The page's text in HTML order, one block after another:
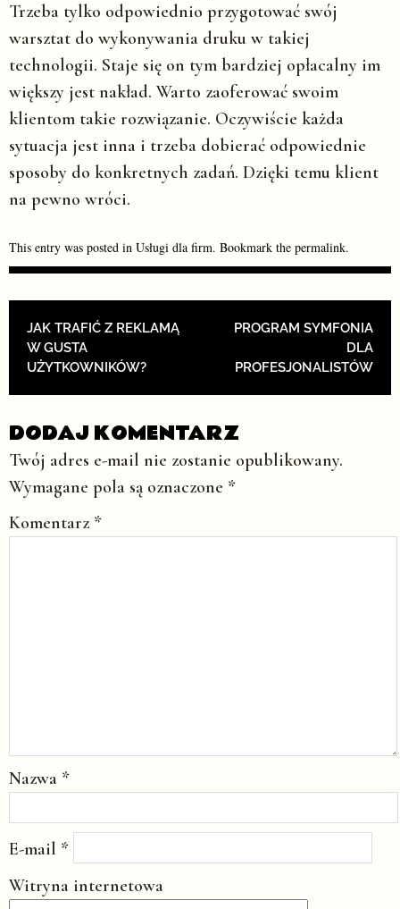
Trzeba tylko odpowiednio przygotować swój
warsztat do wykonywania druku w takiej
technologii. Staje się on tym bardziej opłacalny im
większy jest nakład. Warto zaoferować swoim
klientom takie rozwiązanie. Oczywiście każda
sytuacja jest inna i trzeba dobierać odpowiednie
sposoby do konkretnych zadań. Dzięki temu klient
na pewno wróci.
This entry was posted in Usługi dla firm. Bookmark the permalink.
POST NAVIGATION
JAK TRAFIĆ Z REKLAMĄ
W GUSTA
UŻYTKOWNIKÓW?
PROGRAM SYMFONIA
DLA
PROFESJONALISTÓW
DODAJ KOMENTARZ
Twój adres e-mail nie zostanie opublikowany.
Wymagane pola są oznaczone *
Komentarz *
Nazwa *
E-mail *
Witryna internetowa